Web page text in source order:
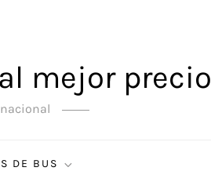
mejor precio
DE BUS